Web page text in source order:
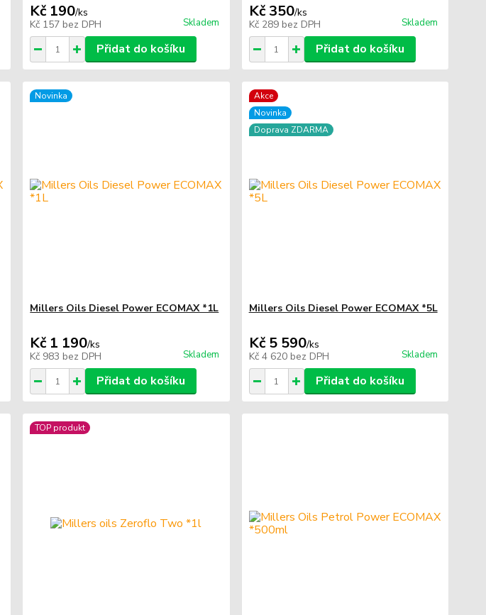
Kč 190/ks
Kč 157 bez DPH Skladem
Přidat do košíku
Kč 350/ks
Kč 289 bez DPH Skladem
Přidat do košíku
Novinka
Millers Oils Diesel Power ECOMAX *1L
Kč 1 190/ks
Kč 983 bez DPH Skladem
Přidat do košíku
Akce
Novinka
Doprava ZDARMA
Millers Oils Diesel Power ECOMAX *5L
Kč 5 590/ks
Kč 4 620 bez DPH Skladem
Přidat do košíku
TOP produkt